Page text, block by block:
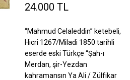
24.000 TL
“Mahmud Celaleddin” ketebeli,
Hicri 1267/Miladi 1850 tarihli
eserde eski Türkçe “Şah-ı
Merdan, şir-Yezdan
kahramansın Ya Ali / Zülfikar